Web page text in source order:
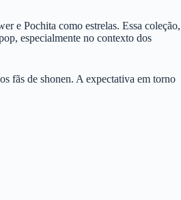
e Pochita como estrelas. Essa coleção,
especialmente no contexto dos
fãs de shonen. A expectativa em torno